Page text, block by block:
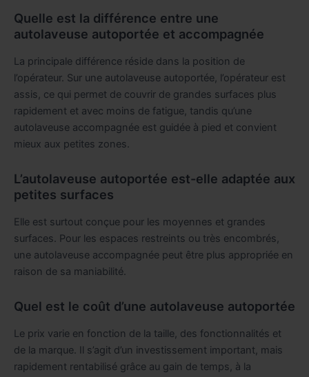
Quelle est la différence entre une
autolaveuse autoportée et accompagnée
La principale différence réside dans la position de
l’opérateur. Sur une autolaveuse autoportée, l’opérateur est
assis, ce qui permet de couvrir de grandes surfaces plus
rapidement et avec moins de fatigue, tandis qu’une
autolaveuse accompagnée est guidée à pied et convient
mieux aux petites zones.
L’autolaveuse autoportée est-elle adaptée aux
petites surfaces
Elle est surtout conçue pour les moyennes et grandes
surfaces. Pour les espaces restreints ou très encombrés,
une autolaveuse accompagnée peut être plus appropriée en
raison de sa maniabilité.
Quel est le coût d’une autolaveuse autoportée
Le prix varie en fonction de la taille, des fonctionnalités et
de la marque. Il s’agit d’un investissement important, mais
rapidement rentabilisé grâce au gain de temps, à la